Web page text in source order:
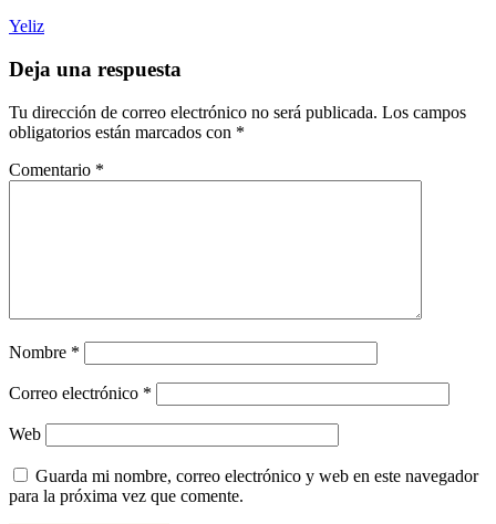
Yeliz
Deja una respuesta
Tu dirección de correo electrónico no será publicada. Los campos
obligatorios están marcados con *
Comentario *
Nombre *
Correo electrónico *
Web
Guarda mi nombre, correo electrónico y web en este navegador
para la próxima vez que comente.